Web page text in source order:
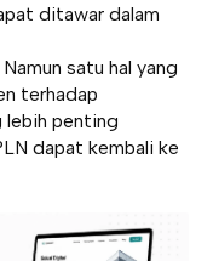
ditawar dalam
satu hal yang
terhadap
lebih penting
dapat kembali ke